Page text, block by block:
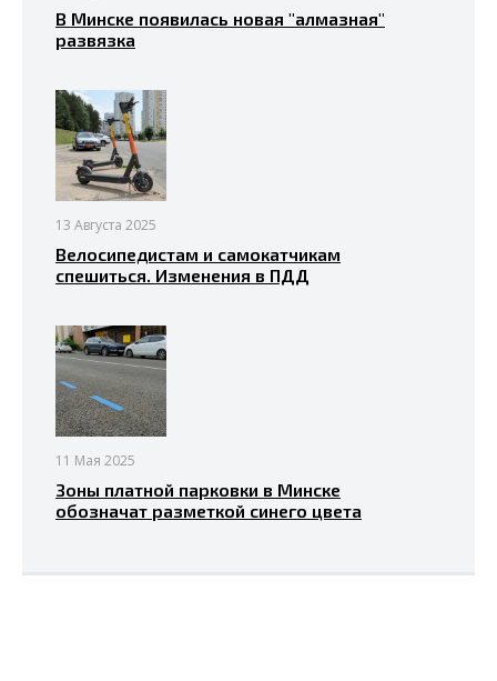
В Минске появилась новая "алмазная"
развязка
13 Августа 2025
Велосипедистам и самокатчикам
спешиться. Изменения в ПДД
11 Мая 2025
Зоны платной парковки в Минске
обозначат разметкой синего цвета